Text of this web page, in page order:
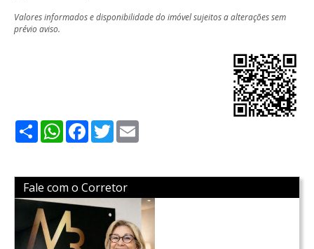
Valores informados e disponibilidade do imóvel sujeitos a alterações sem
prévio aviso.
ShareWhatsApp
Facebook
Twitter
Fale com o Corretor